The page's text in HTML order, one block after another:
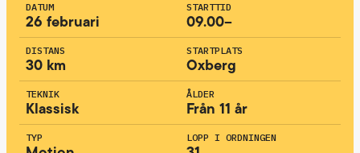
DATUM
26 februari
STARTTID
09.00–
DISTANS
30 km
STARTPLATS
Oxberg
TEKNIK
Klassisk
ÅLDER
Från 11 år
TYP LOPP I ORDNINGEN